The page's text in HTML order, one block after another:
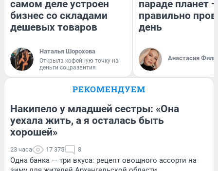
самом деле устроен
бизнес со складами
дешевых товаров
Наталья Шорохова
Открыла кофейную точку на
деньги соцразвития
параде планет
правильно
день
Анастасия
РЕКОМЕНДУЕМ
Накипело у младшей сестры: «Она
уехала жить, а я осталась быть
хорошей»
23 часа 17 375 8
Одна банка — три вкуса: рецепт овощного ассорти на